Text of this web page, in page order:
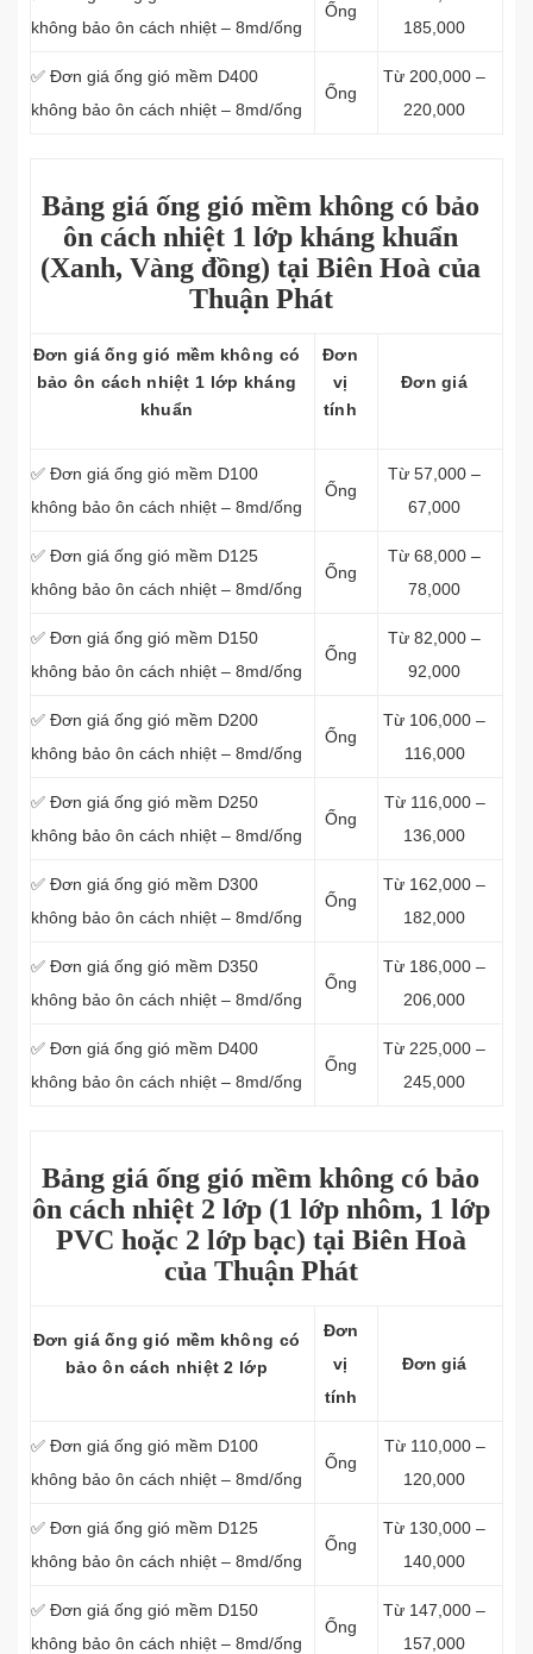
không bảo ôn cách nhiệt – 8md/ống
Ống
185,000
✅ Đơn giá ống gió mềm D400
không bảo ôn cách nhiệt – 8md/ống
Ống
Từ 200,000 –
220,000
Bảng giá ống gió mềm không có bảo
ôn cách nhiệt 1 lớp kháng khuẩn
(Xanh, Vàng đồng) tại Biên Hoà của
Thuận Phát
Đơn giá ống gió mềm không có
bảo ôn cách nhiệt 1 lớp kháng
khuẩn
Đơn
vị
tính
Đơn giá
✅ Đơn giá ống gió mềm D100
không bảo ôn cách nhiệt – 8md/ống
Ống
Từ 57,000 –
67,000
✅ Đơn giá ống gió mềm D125
không bảo ôn cách nhiệt – 8md/ống
Ống
Từ 68,000 –
78,000
✅ Đơn giá ống gió mềm D150
không bảo ôn cách nhiệt – 8md/ống
Ống
Từ 82,000 –
92,000
✅ Đơn giá ống gió mềm D200
không bảo ôn cách nhiệt – 8md/ống
Ống
Từ 106,000 –
116,000
✅ Đơn giá ống gió mềm D250
không bảo ôn cách nhiệt – 8md/ống
Ống
Từ 116,000 –
136,000
✅ Đơn giá ống gió mềm D300
không bảo ôn cách nhiệt – 8md/ống
Ống
Từ 162,000 –
182,000
✅ Đơn giá ống gió mềm D350
không bảo ôn cách nhiệt – 8md/ống
Ống
Từ 186,000 –
206,000
✅ Đơn giá ống gió mềm D400
không bảo ôn cách nhiệt – 8md/ống
Ống
Từ 225,000 –
245,000
Bảng giá ống gió mềm không có bảo
ôn cách nhiệt 2 lớp (1 lớp nhôm, 1 lớp
PVC hoặc 2 lớp bạc) tại Biên Hoà
của Thuận Phát
Đơn giá ống gió mềm không có
bảo ôn cách nhiệt 2 lớp
Đơn
vị
tính
Đơn giá
✅ Đơn giá ống gió mềm D100
không bảo ôn cách nhiệt – 8md/ống
Ống
Từ 110,000 –
120,000
✅ Đơn giá ống gió mềm D125
không bảo ôn cách nhiệt – 8md/ống
Ống
Từ 130,000 –
140,000
✅ Đơn giá ống gió mềm D150
không bảo ôn cách nhiệt – 8md/ống
Ống
Từ 147,000 –
157,000